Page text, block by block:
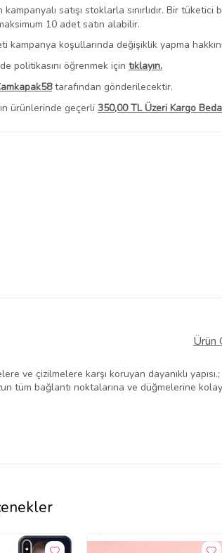
satışı stoklarla sınırlıdır. Bir tüketici
10 adet satın alabilir.
kampanya koşullarında değişiklik yapma
politikasını öğrenmek için tıklayın.
tarafından gönderilecektir.
ürünlerinde geçerli 350,00 TL Üzeri Kargo
Tüm Ürünlerini Görüntüle
Ürün
ve çizilmelere karşı koruyan dayanıklı
tüm bağlantı noktalarına ve düğmelerine kolay